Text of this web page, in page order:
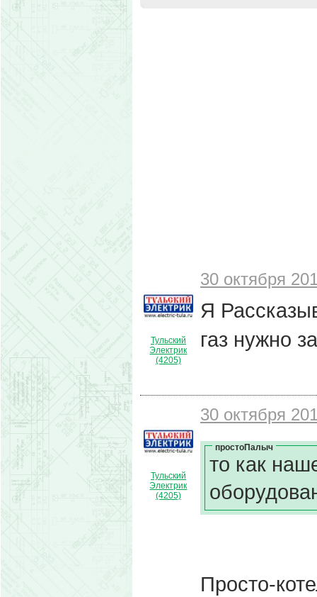
Тульский
Электрик
(4205)
30 октября
Я
газ нужно
Тульский
Электрик
(4205)
30 октября
простоПалыч
то как
Просто-